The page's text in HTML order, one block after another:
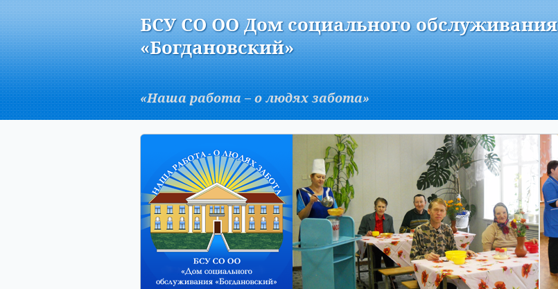
AБСУ СО ОО Дом социального обслуживания
«Богдановский»
«Наша работа – о людях забота»